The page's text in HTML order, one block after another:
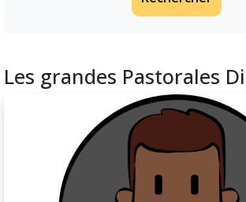
Les grandes Pastorales